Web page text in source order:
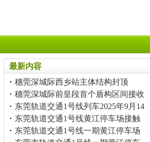
最新内容
・ 穗莞深城际西乡站主体结构封顶
・ 穗莞深城际前皇段首个盾构区间接收
・ 东莞轨道交通1号线列车2025年9月14
・ 东莞轨道交通1号线黄江停车场接触
・ 东莞轨道交通1号线一期黄江停车场